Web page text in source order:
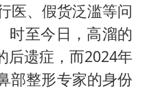
医、假货泛滥等问
时至今日，高溜的
后遗症，而2024年
部整形专家的身份